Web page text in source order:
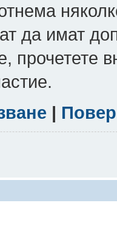
да имат
прочетете
|